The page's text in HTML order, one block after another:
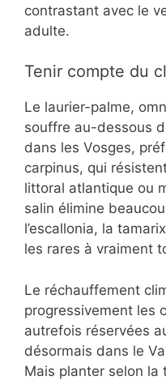
contrastant avec le
adulte.
Tenir compte du
Le laurier-palme,
souffre au-dessous
dans les Vosges,
carpinus, qui
littoral atlantique ou
salin élimine
l’escallonia, la
les rares à vraiment
Le réchauffement
progressivement les
autrefois réservées
désormais dans le
Mais planter selon la